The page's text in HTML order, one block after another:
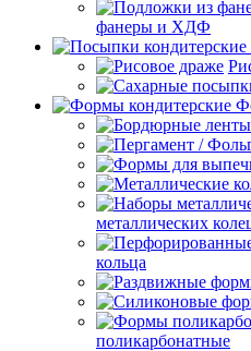
фанеры и ХДФ
металлических
кольца
поликарбонатные